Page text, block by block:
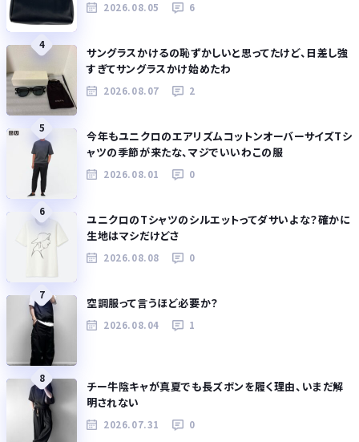
2026.08.05 6
4
サングラスかけるの恥ずかしいと思ってたけど、日差し強
すぎてサングラスかけ始めたわ
2026.08.07 2
5
今年もユニクロのエアリズムコットンオーバーサイズTシ
ャツの季節が来たな、マジでいいわこの服
2026.08.01 0
6
ユニクロのTシャツのシルエットってダサいよな？確かに
生地はマシだけどさ
2026.08.08 0
7
空調服って言うほど必要か？
2026.08.04 1
8
チー牛陰キャが真夏でも長ズボンを履く理由、いまだ解
明されない
2026.07.31 0